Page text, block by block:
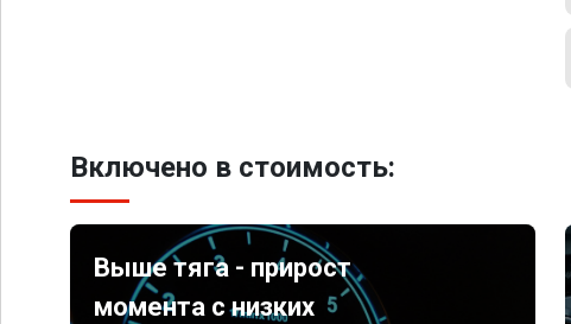
Включено в стоимость:
Выше тяга - прирост
момента с низких